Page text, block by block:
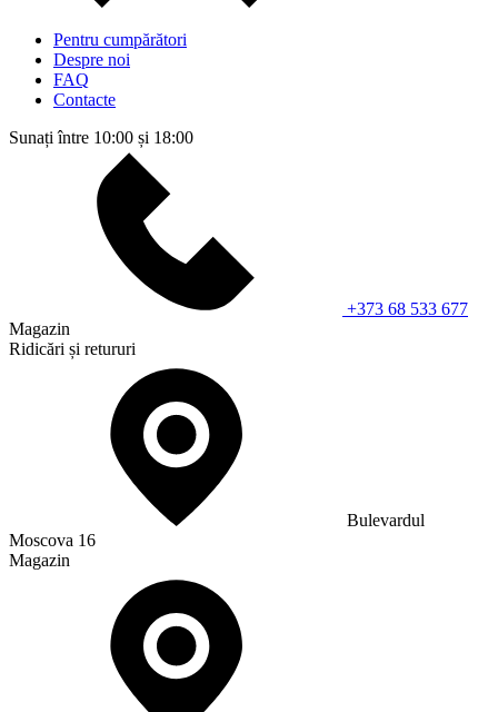
Pentru cumpărători
Despre noi
FAQ
Contacte
Sunați între 10:00 și 18:00
+373 68 533 677
Magazin
Ridicări și retururi
Bulevardul
Moscova 16
Magazin